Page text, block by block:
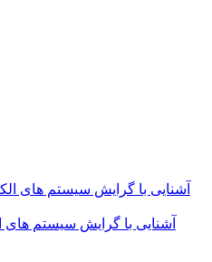
آشنایی با گرایش سیستم های